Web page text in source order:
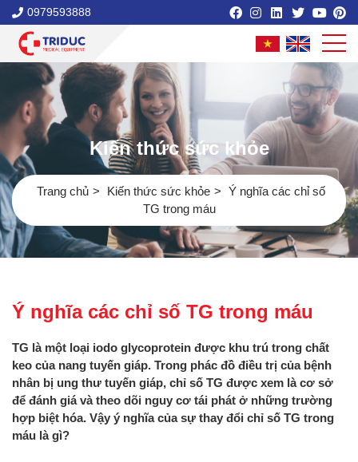
0979593888
Kiến thức sức khỏe
Trang chủ Kiến thức sức khỏe
Ý nghĩa các chỉ số
TG trong máu
Ý nghĩa các chỉ số TG trong máu
TG là một loại iodo glycoprotein được khu trú trong chất
keo của nang tuyến giáp. Trong phác đồ điều trị của bệnh
nhân bị ung thư tuyến giáp, chỉ số TG được xem là cơ sở
để đánh giá và theo dõi nguy cơ tái phát ở những trường
hợp biệt hóa. Vậy ý nghĩa của sự thay đổi chỉ số TG trong
máu là gì?